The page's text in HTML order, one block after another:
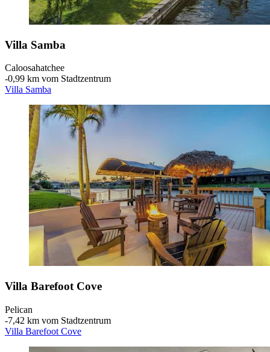
Villa Samba
Caloosahatchee
‐0,99 km vom Stadtzentrum
Villa Samba
Villa Barefoot Cove
Pelican
‐7,42 km vom Stadtzentrum
Villa Barefoot Cove